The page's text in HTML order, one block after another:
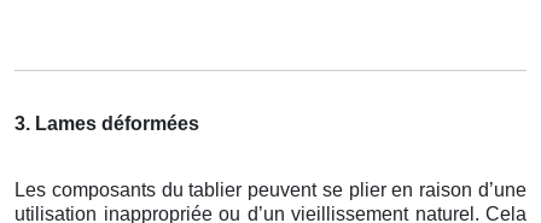
3. Lames déformées
Les composants du tablier peuvent se plier en raison d’une
utilisation inappropriée ou d’un vieillissement naturel. Cela